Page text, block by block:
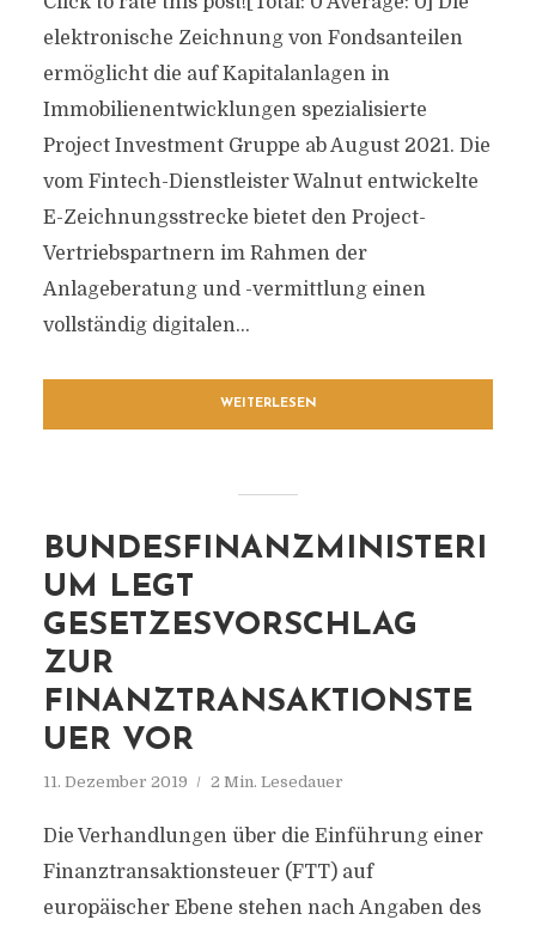
elektronische Zeichnung von Fondsanteilen
ermöglicht die auf Kapitalanlagen in
Immobilienentwicklungen spezialisierte
Project Investment Gruppe ab August 2021. Die
vom Fintech-Dienstleister Walnut entwickelte
E-Zeichnungsstrecke bietet den Project-
Vertriebspartnern im Rahmen der
Anlageberatung und -vermittlung einen
vollständig digitalen...
WEITERLESEN
BUNDESFINANZMINISTERI
UM LEGT
GESETZESVORSCHLAG
ZUR
FINANZTRANSAKTIONSTE
UER VOR
11. Dezember 2019 2 Min. Lesedauer
Die Verhandlungen über die Einführung einer
Finanztransaktionsteuer (FTT) auf
europäischer Ebene stehen nach Angaben des